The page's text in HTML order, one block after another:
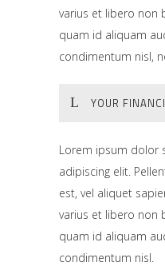
varius et libero non
quam id aliquam
condimentum nisl,
YOUR
Lorem ipsum dolor
adipiscing elit.
est, vel aliquet
varius et libero non
quam id aliquam
condimentum nisl.